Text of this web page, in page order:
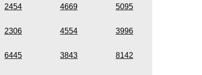
2454 4669 5095
2306 4554 3996
6445 3843 8142